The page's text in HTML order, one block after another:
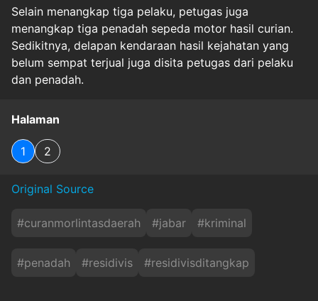
Selain menangkap tiga pelaku, petugas juga
menangkap tiga penadah sepeda motor hasil curian.
Sedikitnya, delapan kendaraan hasil kejahatan yang
belum sempat terjual juga disita petugas dari pelaku
dan penadah.
Halaman
1 2
Original Source
#curanmorlintasdaerah #jabar #kriminal
#penadah #residivis #residivisditangkap